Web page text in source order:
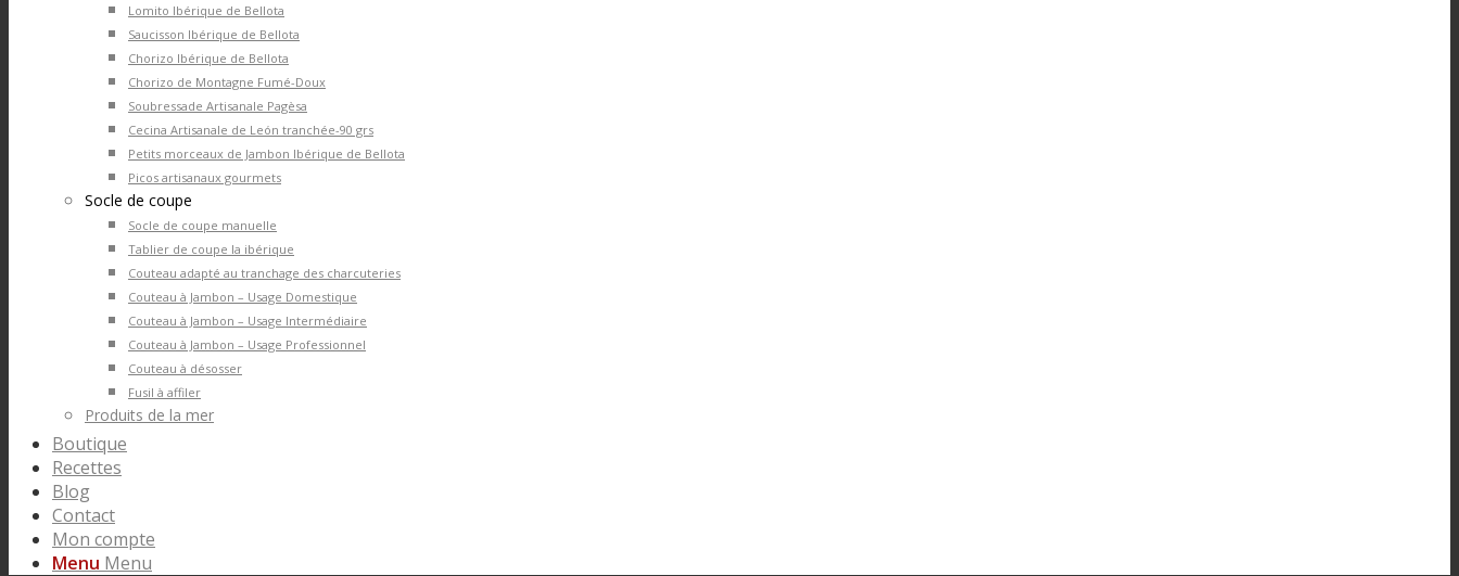
Lomito Ibérique de Bellota
Saucisson Ibérique de Bellota
Chorizo Ibérique de Bellota
Chorizo de Montagne Fumé-Doux
Soubressade Artisanale Pagèsa
Cecina Artisanale de León tranchée-90 grs
Petits morceaux de Jambon Ibérique de Bellota
Picos artisanaux gourmets
Socle de coupe
Socle de coupe manuelle
Tablier de coupe la ibérique
Couteau adapté au tranchage des charcuteries
Couteau à Jambon – Usage Domestique
Couteau à Jambon – Usage Intermédiaire
Couteau à Jambon – Usage Professionnel
Couteau à désosser
Fusil à affiler
Produits de la mer
Boutique
Recettes
Blog
Contact
Mon compte
Menu Menu